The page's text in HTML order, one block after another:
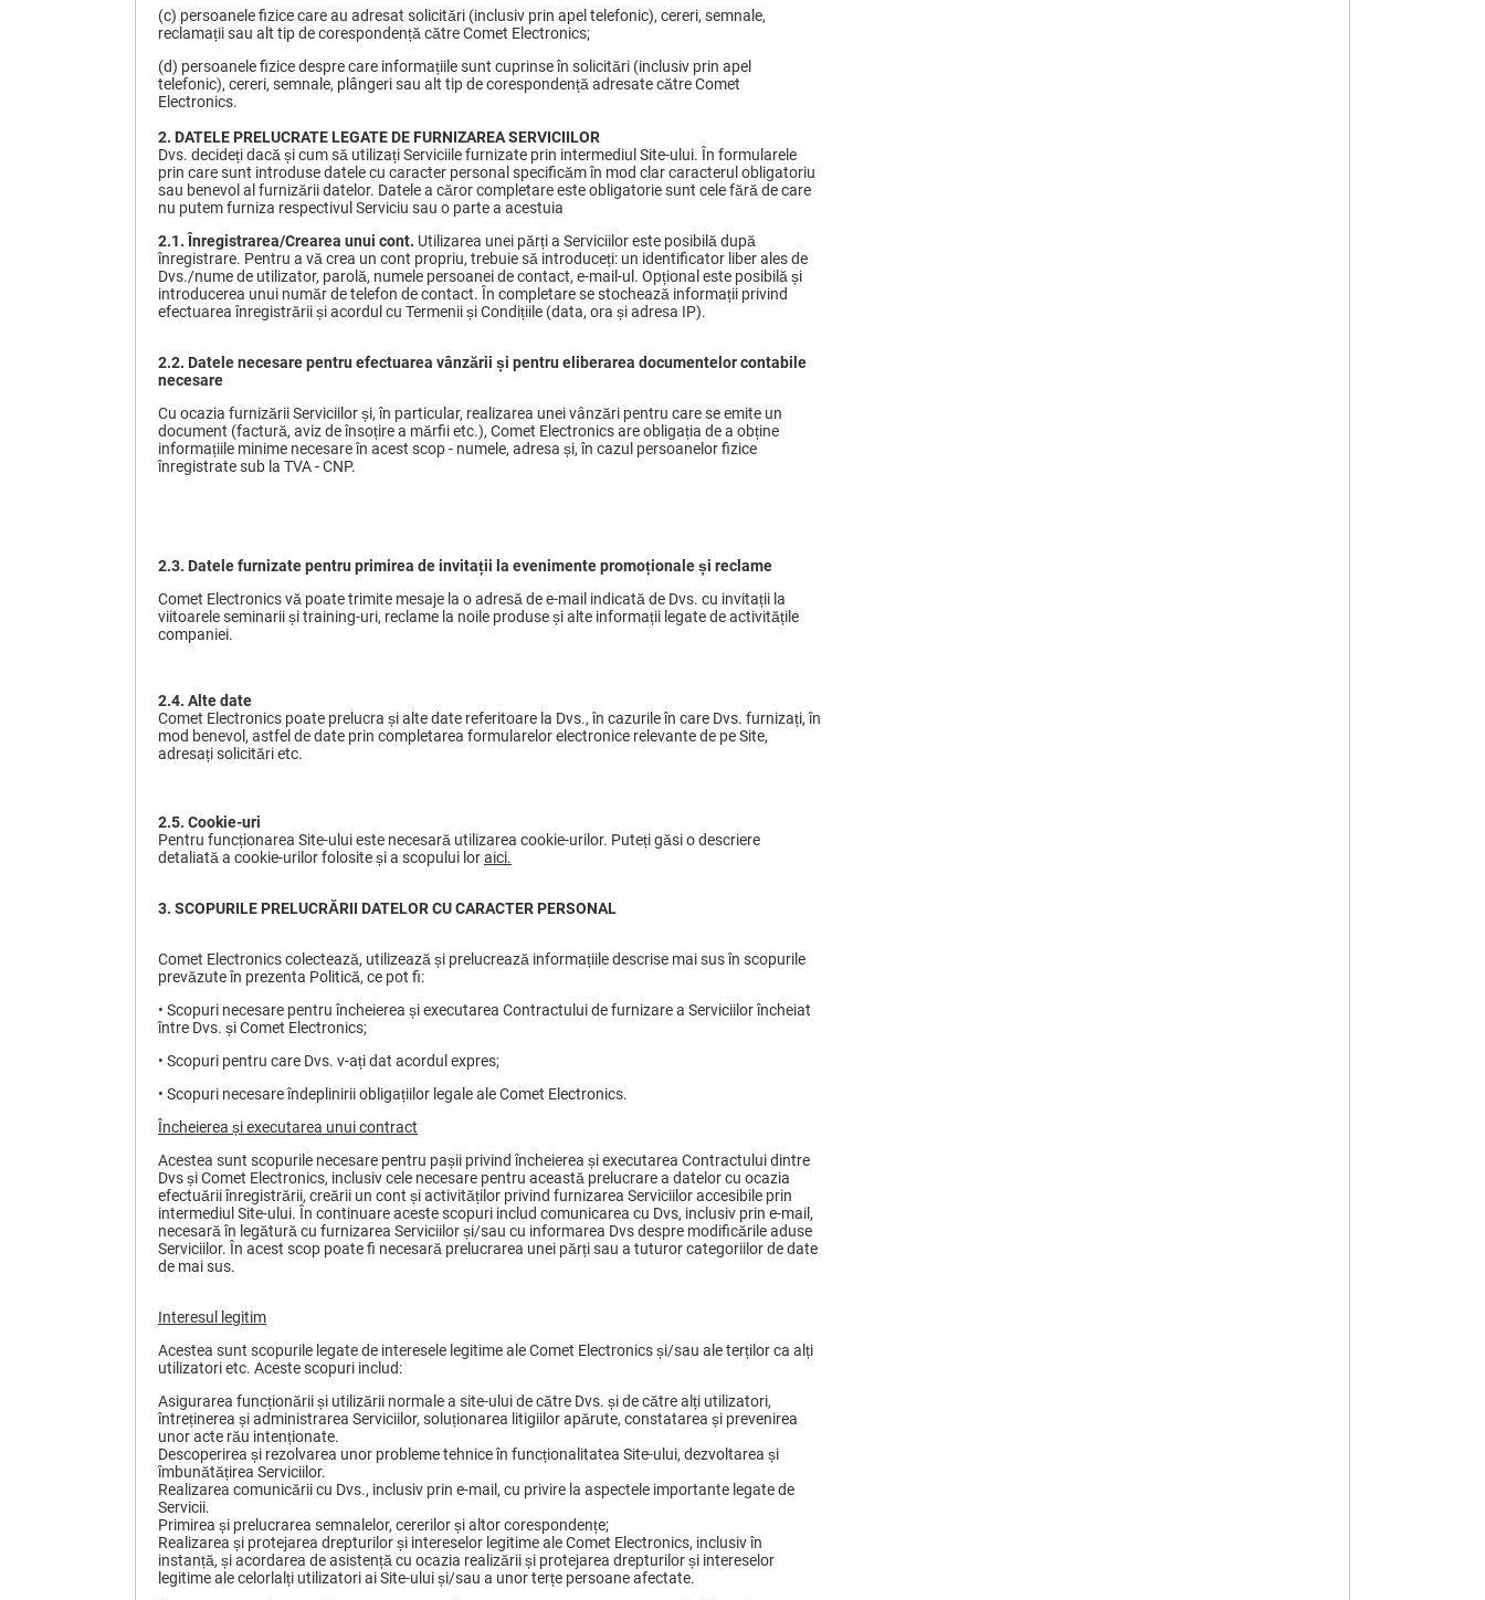
(c) persoanele fizice care au adresat solicitări (inclusiv prin apel telefonic), cereri, semnale,
reclamații sau alt tip de corespondență către Comet Electronics;
(d) persoanele fizice despre care informațiile sunt cuprinse în solicitări (inclusiv prin apel
telefonic), cereri, semnale, plângeri sau alt tip de corespondență adresate către Comet
Electronics.
2. DATELE PRELUCRATE LEGATE DE FURNIZAREA SERVICIILOR
Dvs. decideți dacă și cum să utilizați Serviciile furnizate prin intermediul Site-ului. În formularele
prin care sunt introduse datele cu caracter personal specificăm în mod clar caracterul obligatoriu
sau benevol al furnizării datelor. Datele a căror completare este obligatorie sunt cele fără de care
nu putem furniza respectivul Serviciu sau o parte a acestuia
2.1. Înregistrarea/Crearea unui cont. Utilizarea unei părți a Serviciilor este posibilă după
înregistrare. Pentru a vă crea un cont propriu, trebuie să introduceți: un identificator liber ales de
Dvs./nume de utilizator, parolă, numele persoanei de contact, e-mail-ul. Opțional este posibilă și
introducerea unui număr de telefon de contact. În completare se stochează informații privind
efectuarea înregistrării și acordul cu Termenii și Condițiile (data, ora și adresa IP).
2.2. Datele necesare pentru efectuarea vânzării și pentru eliberarea documentelor contabile
necesare
Cu ocazia furnizării Serviciilor și, în particular, realizarea unei vânzări pentru care se emite un
document (factură, aviz de însoțire a mărfii etc.), Comet Electronics are obligația de a obține
informațiile minime necesare în acest scop - numele, adresa și, în cazul persoanelor fizice
înregistrate sub la TVA - CNP.
2.3. Datele furnizate pentru primirea de invitații la evenimente promoționale și reclame
Comet Electronics vă poate trimite mesaje la o adresă de e-mail indicată de Dvs. cu invitații la
viitoarele seminarii și training-uri, reclame la noile produse și alte informații legate de activitățile
companiei.
2.4. Alte date
Comet Electronics poate prelucra și alte date referitoare la Dvs., în cazurile în care Dvs. furnizați, în
mod benevol, astfel de date prin completarea formularelor electronice relevante de pe Site,
adresați solicitări etc.
2.5. Cookie-uri
Pentru funcționarea Site-ului este necesară utilizarea cookie-urilor. Puteți găsi o descriere
detaliată a cookie-urilor folosite și a scopului loraici.
3. SCOPURILE PRELUCRĂRII DATELOR CU CARACTER PERSONAL
Comet Electronics colectează, utilizează și prelucrează informațiile descrise mai sus în scopurile
prevăzute în prezenta Politică, ce pot fi:
• Scopuri necesare pentru încheierea și executarea Contractului de furnizare a Serviciilor încheiat
între Dvs. și Comet Electronics;
• Scopuri pentru care Dvs. v-ați dat acordul expres;
• Scopuri necesare îndeplinirii obligațiilor legale ale Comet Electronics.
Încheierea și executarea unui contract
Acestea sunt scopurile necesare pentru pașii privind încheierea și executarea Contractului dintre
Dvs și Comet Electronics, inclusiv cele necesare pentru această prelucrare a datelor cu ocazia
efectuării înregistrării, creării un cont și activităților privind furnizarea Serviciilor accesibile prin
intermediul Site-ului. În continuare aceste scopuri includ comunicarea cu Dvs, inclusiv prin e-mail,
necesară în legătură cu furnizarea Serviciilor și/sau cu informarea Dvs despre modificările aduse
Serviciilor. În acest scop poate fi necesară prelucrarea unei părți sau a tuturor categoriilor de date
de mai sus.
Interesul legitim
Acestea sunt scopurile legate de interesele legitime ale Comet Electronics și/sau ale terților ca alți
utilizatori etc. Aceste scopuri includ:
Asigurarea funcționării și utilizării normale a site-ului de către Dvs. și de către alți utilizatori,
întreținerea și administrarea Serviciilor, soluționarea litigiilor apărute, constatarea și prevenirea
unor acte rău intenționate.
Descoperirea și rezolvarea unor probleme tehnice în funcționalitatea Site-ului, dezvoltarea și
îmbunătățirea Serviciilor.
Realizarea comunicării cu Dvs., inclusiv prin e-mail, cu privire la aspectele importante legate de
Servicii.
Primirea și prelucrarea semnalelor, cererilor și altor corespondențe;
Realizarea și protejarea drepturilor și intereselor legitime ale Comet Electronics, inclusiv în
instanță, și acordarea de asistență cu ocazia realizării și protejarea drepturilor și intereselor
legitime ale celorlalți utilizatori ai Site-ului și/sau a unor terțe persoane afectate.